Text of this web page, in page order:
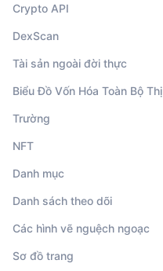
Crypto API
DexScan
Tài sản ngoài đời thực
Biểu Đồ Vốn Hóa Toàn Bộ Thị
Trường
NFT
Danh mục
Danh sách theo dõi
Các hình vẽ nguệch ngoạc
Sơ đồ trang